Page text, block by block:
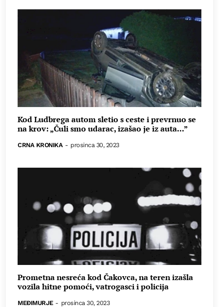
Kod Ludbrega autom sletio s ceste i prevrnuo se
na krov: „Čuli smo udarac, izašao je iz auta...”
CRNA KRONIKA - prosinca 30, 2023
Prometna nesreća kod Čakovca, na teren izašla
vozila hitne pomoći, vatrogasci i policija
MEĐIMURJE - prosinca 30, 2023